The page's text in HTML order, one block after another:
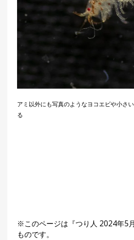
アミ以外にも写真のようなヨコエビや小さ
る
※このページは『つり人 2024年5
ものです。